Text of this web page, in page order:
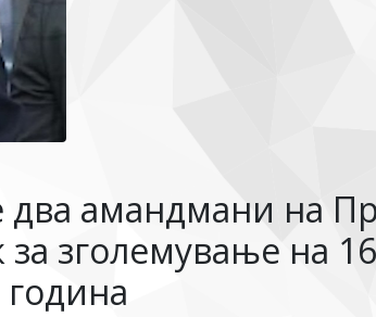
амандмани на
зголемување на